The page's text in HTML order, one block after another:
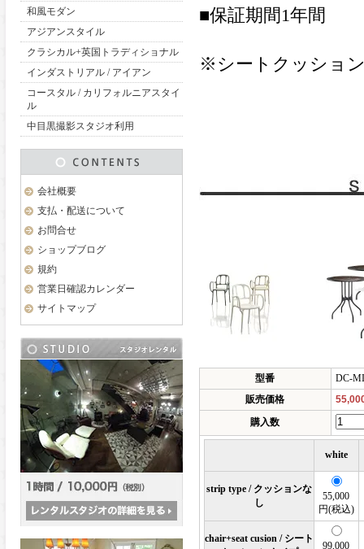
和風モダン
アジアンスタイル
クラシカル+英国トラディショナル
インダストリアル / アイアン
コースタル / カリフォルニアスタイ
ル
中目黒撮影スタジオ利用
会社概要
支払・配送について
お問合せ
ショップブログ
規約
営業日確認カレンダー
サイトマップ
■保証期間1年間
※シートクッショ
型番
DC-
販売価格
購入数
white
strip type / クッションな
し
55,000
円(税込)
chair+seat cusion / シート
99,000